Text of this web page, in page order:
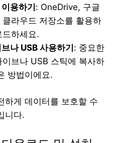
용하기 : OneDrive, 구글
라우드 저장소를 활용하
하세요.
나 USB 사용하기 : 중요한
브나 USB 스틱에 복사하
방법이에요.
하게 데이터를 보호할 수
니다.